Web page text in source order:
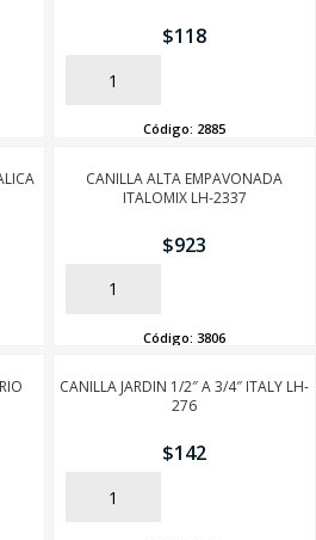
$118
AÑADIR
Código: 2885
CANILLA ALTA EMPAVONADA
ITALOMIX LH-2337
$923
AÑADIR
Código: 3806
CANILLA JARDIN 1/2″ A 3/4″ ITALY LH-
276
$142
AÑADIR